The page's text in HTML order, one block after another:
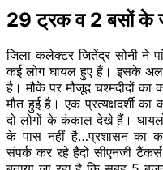
29 ट्रक व 2 बसों के
जिला कलेक्टर जितेंद्र सोनी ने
कई लोग घायल हुए हैं। इसके
है। मौके पर मौजूद चश्मदीदों का
मौत हुई है। एक प्रत्यक्षदर्शी
दो लोगों के कंकाल देखे हैं।
के पास नहीं है…प्रशासन का
संपर्क कर रहे हैंदो सीएनजी